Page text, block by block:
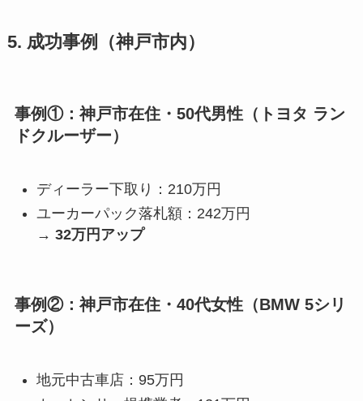
5. 成功事例（神戸市内）
事例①：神戸市在住・50代男性（トヨタ ラン
ドクルーザー）
ディーラー下取り：210万円
ユーカーパック落札額：242万円
→ 32万円アップ
事例②：神戸市在住・40代女性（BMW 5シリ
ーズ）
地元中古車店：95万円